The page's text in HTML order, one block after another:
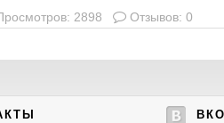
2898 Отзывов: 0